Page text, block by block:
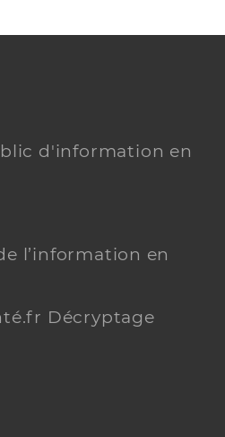
d'information en
l’information en
Décryptage